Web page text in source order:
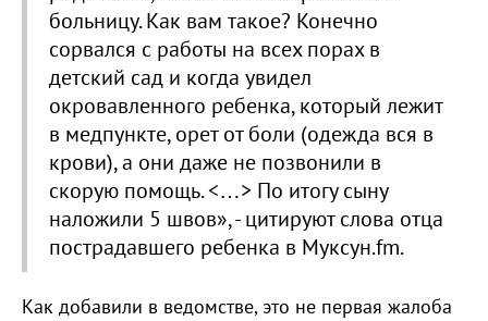
больницу. Как вам такое? Конечно
сорвался с работы на всех порах в
детский сад и когда увидел
окровавленного ребенка, который лежит
в медпункте, орет от боли (одежда вся в
крови), а они даже не позвонили в
скорую помощь. <…> По итогу сыну
наложили 5 швов», - цитируют слова отца
пострадавшего ребенка в Муксун.fm.
Как добавили в ведомстве, это не первая жалоба